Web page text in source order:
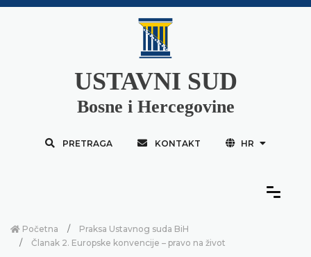
USTAVNI SUD
Bosne i Hercegovine
PRETRAGA KONTAKT HR
Početna
Praksa Ustavnog suda BiH
Članak 2. Europske konvencije – pravo na život